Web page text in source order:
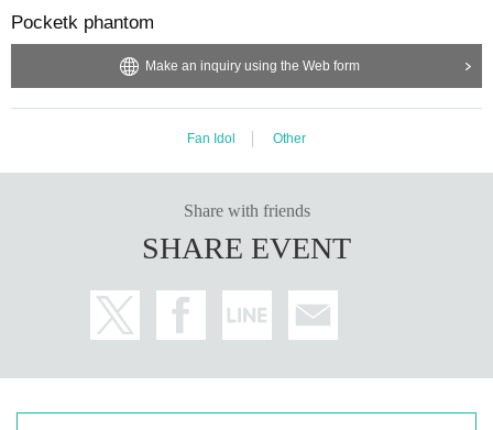
Pocketk phantom
Make an inquiry using the Web form
Fan Idol Other
Share with friends
SHARE EVENT